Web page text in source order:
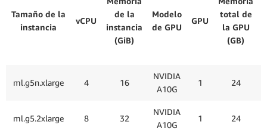
Tamaño de la
instancia
vCPU
de la
instancia
(GiB)
Modelo
de GPU
GPU
total de
la GPU
(GB)
ml.g5n.xlarge 4 16
NVIDIA
A10G
1 24
ml.g5.2xlarge 8 32
NVIDIA
A10G
1 24